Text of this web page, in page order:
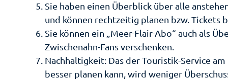
Sie haben einen Überblick über alle
und können rechtzeitig planen bzw. Tickets
Sie können ein „Meer-Flair-Abo“ auch als
Zwischenahn-Fans verschenken.
Nachhaltigkeit: Das der Touristik-Service
besser planen kann, wird weniger